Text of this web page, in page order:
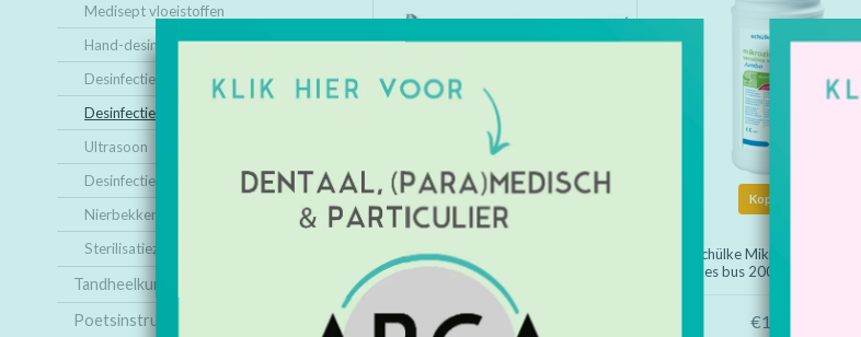
Medisept vloeistoffen
Hand-desinfectie & reiniging
Desinfectiezuilen & dispensers
Desinfectie Wipes
Ultrasoon
Desinfectie & Reiniging diversen
Nierbekkenschaaltjes
Sterilisatiezakjes
Tandheelkundige producten
Poetsinstructie
Kopen
Mikrozid universal wipes
premium 25 x 25 cm desinfectie
( verp. á 80 wipes)
€14,22
Kopen
Schülke Mikrozid Sensitive
wipes bus 200 tissues 20 x
€16,50